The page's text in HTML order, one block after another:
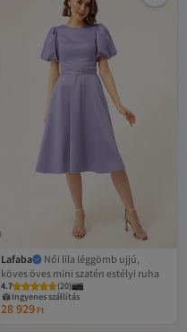
Lafaba
Női lila léggömb ujjú,
köves öves mini szatén estélyi ruha
4.7 (20)
Legalacsonyabb (30 nap)
Ingyenes szállítás
Legalacsonyabb (30 nap)
28 929 Ft